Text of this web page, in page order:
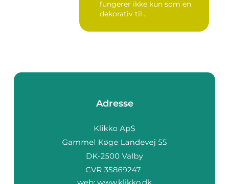
fungerer ikke kun som en
dekorativ til...
Adresse
web: www.klikko.dk